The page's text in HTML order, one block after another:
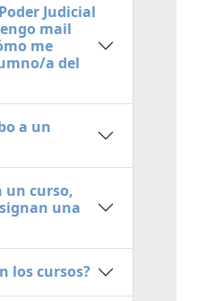
Judicial
mail
me
a del
a un
un curso,
una
los cursos?